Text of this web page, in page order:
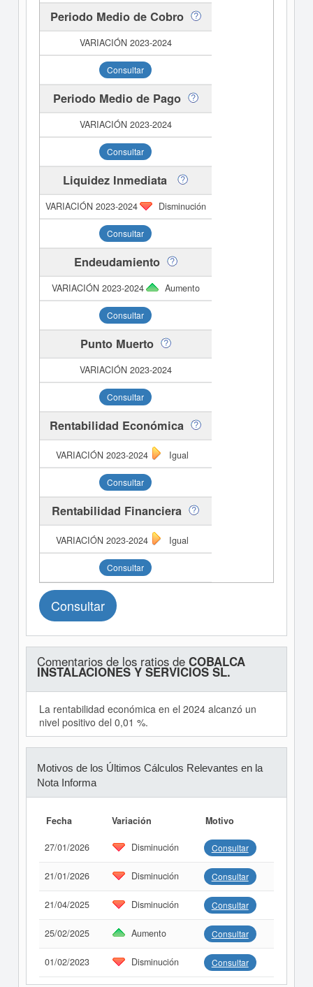
Periodo Medio de Cobro
Consultar
Periodo Medio de Pago
Consultar
Liquidez Inmediata
Disminución
Consultar
Endeudamiento
Aumento
Consultar
Punto Muerto
Consultar
Rentabilidad Económica
Igual
Consultar
Rentabilidad Financiera
Igual
Consultar
Consultar
Comentarios de los ratios de COBALCA
INSTALACIONES Y SERVICIOS SL.
La rentabilidad económica en el 2024 alcanzó un
nivel positivo del 0,01 %.
Motivos de los Últimos Cálculos Relevantes en la
Nota Informa
Fecha Variación Motivo
27/01/2026 Disminución Consultar
21/01/2026 Disminución Consultar
21/04/2025 Disminución Consultar
25/02/2025 Aumento Consultar
01/02/2023 Disminución Consultar